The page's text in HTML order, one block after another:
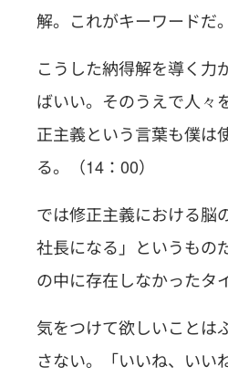
解。これがキーワードだ
こうした納得解を導く力
ばいい。そのうえで人々
正主義という言葉も僕は
る。（14：00）
では修正主義における脳
社長になる」というもの
の中に存在しなかったタ
気をつけて欲しいことは
さない。「いいね、いい